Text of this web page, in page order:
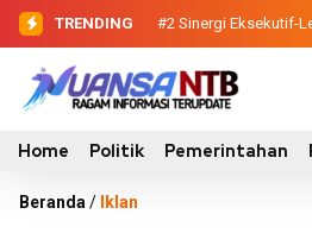
TRENDING #2 Sinergi Eksekutif-
Ansori Serahkan Tujuh
Home Politik Pemerintahan
Beranda / Iklan